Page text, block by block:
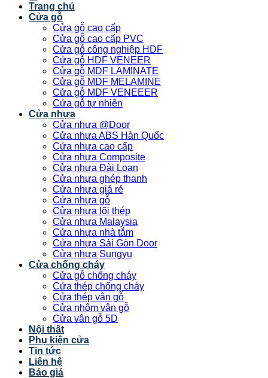
Trang chủ
Cửa gỗ
Cửa gỗ cao cấp
Cửa gỗ cao cấp PVC
Cửa gỗ công nghiệp HDF
Cửa gỗ HDF VENEER
Cửa gỗ MDF LAMINATE
Cửa gỗ MDF MELAMINE
Cửa gỗ MDF VENEEER
Cửa gỗ tự nhiên
Cửa nhựa
Cửa nhựa @Door
Cửa nhựa ABS Hàn Quốc
Cửa nhựa cao cấp
Cửa nhựa Composite
Cửa nhựa Đài Loan
Cửa nhựa ghép thanh
Cửa nhựa giá rẻ
Cửa nhựa gỗ
Cửa nhựa lõi thép
Cửa nhựa Malaysia
Cửa nhựa nhà tắm
Cửa nhựa Sài Gòn Door
Cửa nhựa Sungyu
Cửa chống cháy
Cửa gỗ chống cháy
Cửa thép chống cháy
Cửa thép vân gỗ
Cửa nhôm vân gỗ
Cửa vân gỗ 5D
Nội thất
Phụ kiện cửa
Tin tức
Liên hệ
Báo giá